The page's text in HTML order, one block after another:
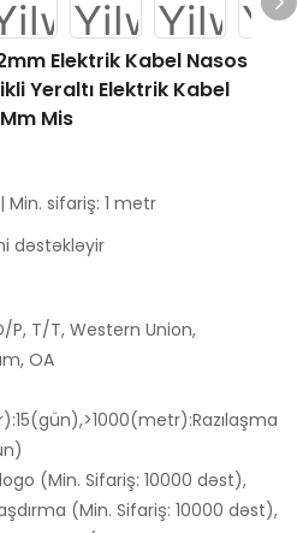
Elektrik Kabel Nasos
Yeraltı Elektrik Kabel
Mis
Min. sifariş: 1 metr
dəstəkləyir
P, T/T, Western Union,
OA
(Min. Sifariş: 10000 dəst),
(Min. Sifariş: 10000 dəst),